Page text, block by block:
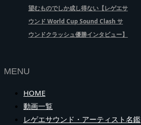
望むものでしか成し得ない【レゲエサ
ウンド World Cup Sound Clash サ
ウンドクラッシュ優勝インタビュー】
MENU
HOME
動画一覧
レゲエサウンド・アーティスト名鑑